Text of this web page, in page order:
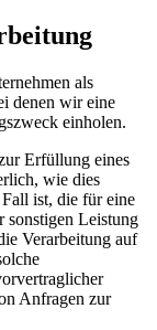
als
denen wir eine
einholen.
Erfüllung eines
wie dies
ist, die für eine
sonstigen Leistung
Verarbeitung auf
Anfragen zur